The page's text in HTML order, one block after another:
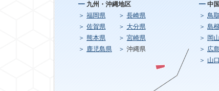
九州・沖縄地区
福岡県
長崎県
佐賀県
大分県
熊本県
宮崎県
鹿児島県
沖縄県
中
鳥
島
岡
広
山